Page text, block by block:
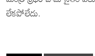
లేకపోలేదు.